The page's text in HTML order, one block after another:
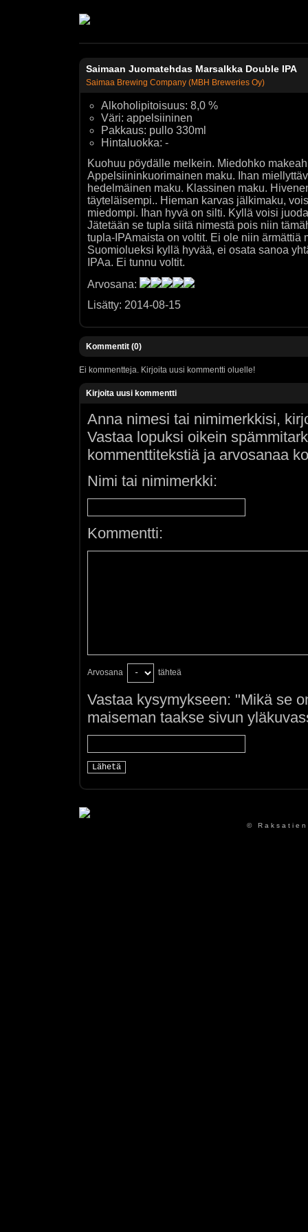
Saimaan Juomatehdas Marsalkka Double IPA
Saimaa Brewing Company (MBH Breweries Oy)
Alkoholipitoisuus: 8,0 %
Väri: appelsiininen
Pakkaus: pullo 330ml
Hintaluokka: -
Kuohuu pöydälle melkein. Miedohko
Appelsiininkuorimainen maku. Ihan
hedelmäinen maku. Klassinen maku.
täyteläisempi.. Hieman karvas jälkimaku,
miedompi. Ihan hyvä on silti. Kyllä voisi
Jätetään se tupla siitä nimestä pois niin
tupla-IPAmaista on voltit. Ei ole niin ärmättiä
Suomiolueksi kyllä hyvää, ei osata sanoa
IPAa. Ei tunnu voltit.
Arvosana:
Lisätty: 2014-08-15
Kommentit (0)
Ei kommentteja. Kirjoita uusi kommentti oluelle!
Kirjoita uusi kommentti
Anna nimesi tai nimimerkkisi,
Vastaa lopuksi oikein
kommenttitekstiä ja arvosanaa
Nimi tai nimimerkki:
Kommentti:
Arvosana tähteä
Vastaa kysymykseen: "Mikä se
maiseman taakse sivun
©